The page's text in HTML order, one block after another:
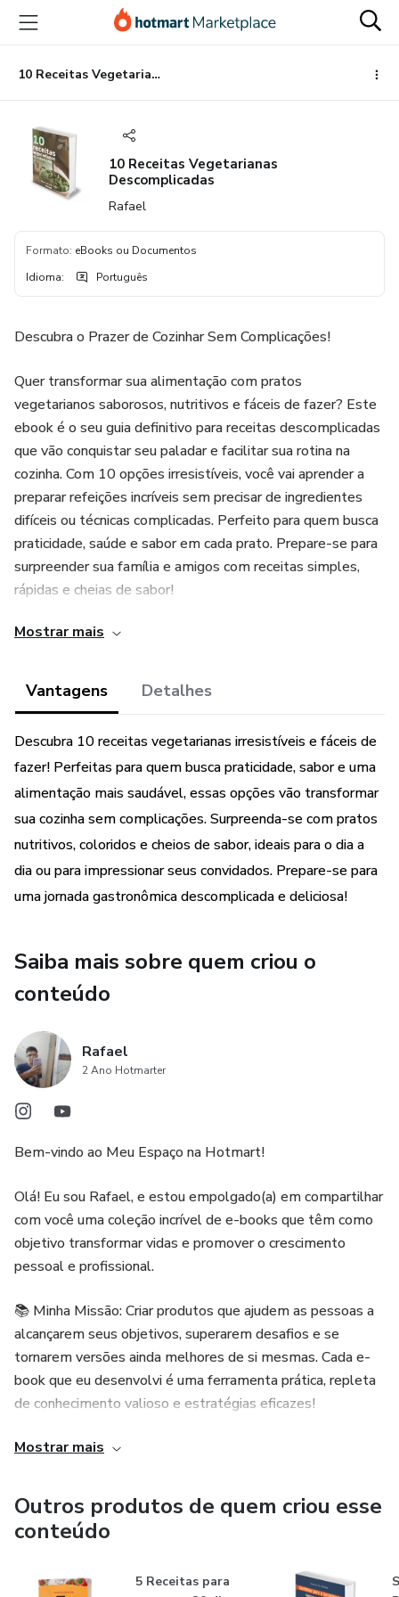
para
conteúdo
principal
para
pagamento
para
rodapé
10 Receitas Vegetarianas Descomplicadas
10 Receitas Vegetarianas
Descomplicadas
Rafael
Formato: eBooks ou Documentos
Idioma: Português
Descubra o Prazer de Cozinhar Sem Complicações!
Quer transformar sua alimentação com pratos
vegetarianos saborosos, nutritivos e fáceis de fazer? Este
ebook é o seu guia definitivo para receitas descomplicadas
que vão conquistar seu paladar e facilitar sua rotina na
cozinha. Com 10 opções irresistíveis, você vai aprender a
preparar refeições incríveis sem precisar de ingredientes
difíceis ou técnicas complicadas. Perfeito para quem busca
praticidade, saúde e sabor em cada prato. Prepare-se para
surpreender sua família e amigos com receitas simples,
rápidas e cheias de sabor!
Mostrar mais
Vantagens Detalhes
Descubra 10 receitas vegetarianas irresistíveis e fáceis de
fazer! Perfeitas para quem busca praticidade, sabor e uma
alimentação mais saudável, essas opções vão transformar
sua cozinha sem complicações. Surpreenda-se com pratos
nutritivos, coloridos e cheios de sabor, ideais para o dia a
dia ou para impressionar seus convidados. Prepare-se para
uma jornada gastronômica descomplicada e deliciosa!
Saiba mais sobre quem criou o
conteúdo
Rafael
2 Ano Hotmarter
Bem-vindo ao Meu Espaço na Hotmart!
Olá! Eu sou Rafael, e estou empolgado(a) em compartilhar
com você uma coleção incrível de e-books que têm como
objetivo transformar vidas e promover o crescimento
pessoal e profissional.
📚 Minha Missão: Criar produtos que ajudem as pessoas a
alcançarem seus objetivos, superarem desafios e se
tornarem versões ainda melhores de si mesmas. Cada e-
book que eu desenvolvi é uma ferramenta prática, repleta
de conhecimento valioso e estratégias eficazes!
O Que Você Encontrará Aqui:
desde autoconhecimento e desenvolvimento pessoal até
habilidades práticas que vão te ajudar no dia a dia.
Acesso Imediato: A leitura está a um clique de distância!
Mostrar mais
Outros produtos de quem criou esse
conteúdo
5 Receitas para